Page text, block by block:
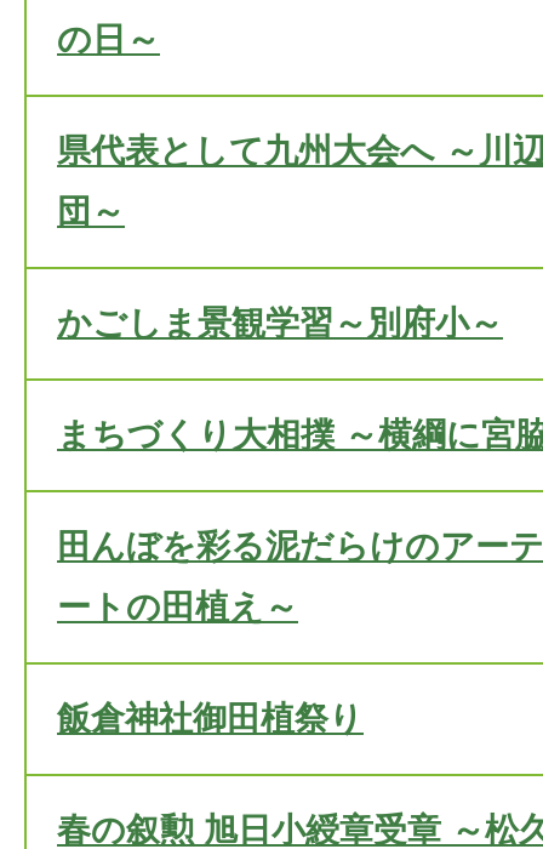
の日～
県代表として九州大会へ ～川
団～
かごしま景観学習～別府小～
まちづくり大相撲 ～横綱に宮
田んぼを彩る泥だらけのアー
ートの田植え～
飯倉神社御田植祭り
春の叙勲 旭日小綬章受章 ～松